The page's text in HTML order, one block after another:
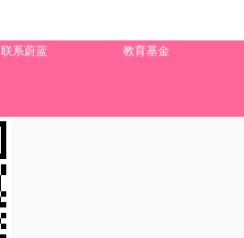
联系蔚蓝 教育基金